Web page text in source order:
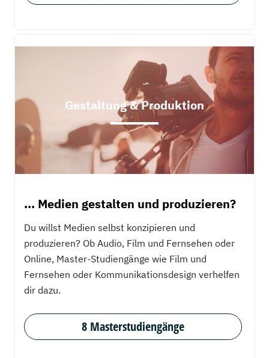
Gestaltung & Produktion
... Medien gestalten und produzieren?
Du willst Medien selbst konzipieren und
produzieren? Ob Audio, Film und Fernsehen oder
Online, Master-Studiengänge wie Film und
Fernsehen oder Kommunikationsdesign verhelfen
dir dazu.
8 Masterstudiengänge